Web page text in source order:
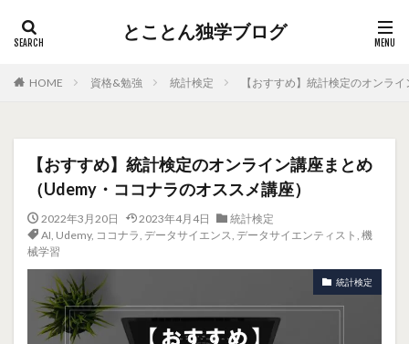
とことん独学ブログ
HOME 資格&勉強 統計検定 【おすすめ】統計検定のオンラ
【おすすめ】統計検定のオンライン講座まとめ
（Udemy・ココナラのオススメ講座）
2022年3月20日 2023年4月4日
統計検定
AI, Udemy, ココナラ, データサイエンス, データサイエンティスト , 機
械学習
統計検定